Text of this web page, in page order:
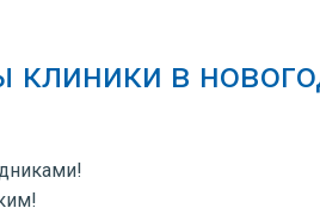
клиники в